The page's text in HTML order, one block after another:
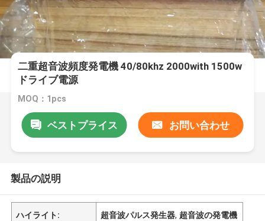
二重超音波頻度発電機 40/80khz 2000with 1500w
ドライブ電源
MOQ：1pcs
ベストプライス お問い合わせ
製品の説明
ハイライト: 超音波パルス発生器, 超音波の発電機